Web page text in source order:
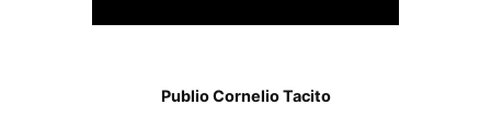
Publio Cornelio Tacito